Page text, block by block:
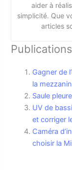
aider à
simplicité. Que
articles
Gagner de
la
Saule
UV de
et corriger
Caméra
choisir la